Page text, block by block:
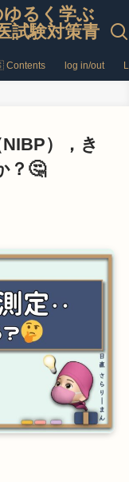
るく学ぶ
試験対策青
log in/out
），き
？🤔